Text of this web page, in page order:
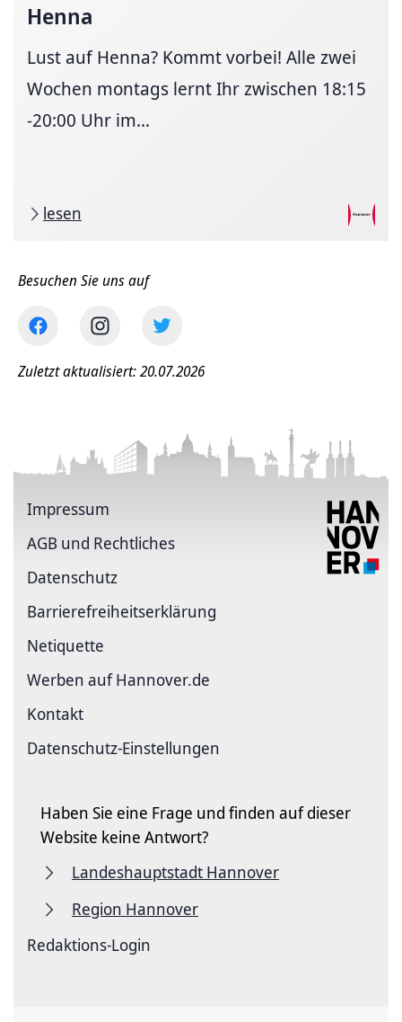
Henna
Lust auf Henna? Kommt vorbei! Alle zwei
Wochen montags lernt Ihr zwischen 18:15
-20:00 Uhr im...
lesen
Besuchen Sie uns auf
Zuletzt aktualisiert: 20.07.2026
Impressum
AGB und Rechtliches
Datenschutz
Barriere­freiheits­erklärung
Netiquette
Werben auf Hannover.de
Kontakt
Datenschutz-Einstellungen
Haben Sie eine Frage und finden auf dieser
Website keine Antwort?
Landeshauptstadt Hannover
Region Hannover
Redaktions-Login